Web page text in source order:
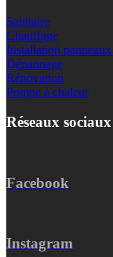
Sanitaire
Chauffage
Installation
Dépannage
Rénovation
Pompe à chaleur
Réseaux sociaux
Facebook
Instagram